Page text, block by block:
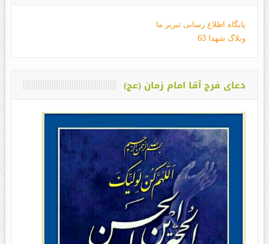
پایگاه اطلاع رسانی تبریز ما
وبلاگ شهدا 63
دعای فرج آقا امام زمان (عج)